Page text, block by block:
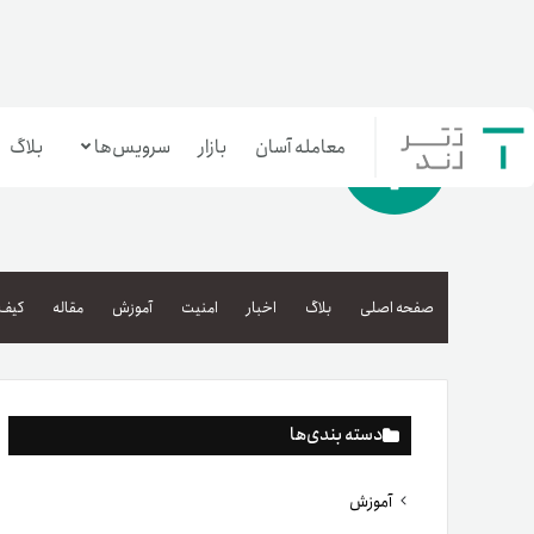
معامله آسان بازار سرویس‌ها
بازار تترلند
سرمایه‌گذاری آسان
بلاگ
صفحه اصلی بلاگ اخبار امنیت آموزش مقاله
دسته بندی‌ها
آموزش